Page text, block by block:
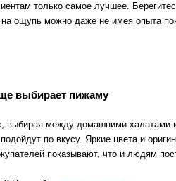
только самое лучшее.
на ощупь можно даже не имея опыта
выбирает пижаму
выбирая между домашними халатами
по вкусу. Яркие цвета и
показывают, что и людям